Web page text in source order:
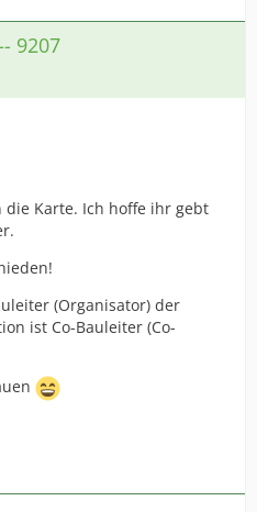
9207
Karte. Ich hoffe ihr gebt
(Organisator) der
ist Co-Bauleiter (Co-